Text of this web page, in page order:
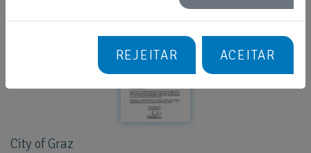
City of Graz
REJEITAR ACEITAR